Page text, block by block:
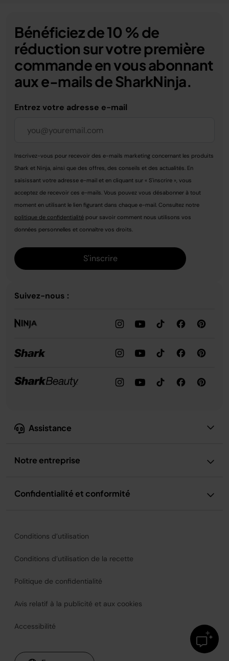
Assistance
Notre entreprise
Confidentialité et conformité
Bénéficiez de 10 % de
réduction sur votre première
commande en vous abonnant
aux e-mails de SharkNinja.
Entrez votre adresse e-mail
Inscrivez-vous pour recevoir des e-mails marketing concernant les produits
Shark et Ninja, ainsi que des offres, des conseils et des actualités. En
saisissant votre adresse e-mail et en cliquant sur « S'inscrire », vous
acceptez de recevoir ces e-mails. Vous pouvez vous désabonner à tout
moment en utilisant le lien figurant dans chaque e-mail. Consultez notre
politique de confidentialité pour savoir comment nous utilisons vos
données personnelles et connaître vos droits.
S'inscrire
Suivez-nous :
Conditions d’utilisation
Conditions d’utilisation de la recette
Politique de confidentialité
Avis relatif à la publicité et aux cookies
Accessibilité